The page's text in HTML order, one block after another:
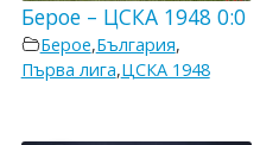
Берое – ЦСКА 1948 0:0
Берое,България,
Първа лига,ЦСКА 1948